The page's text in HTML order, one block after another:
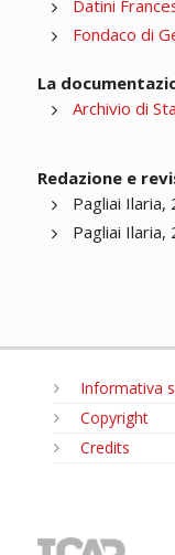
Datini
Fondaco di
La
Archivio di
Redazione e
Pagliai Ilaria,
Pagliai
Informativa
Copyright
Credits